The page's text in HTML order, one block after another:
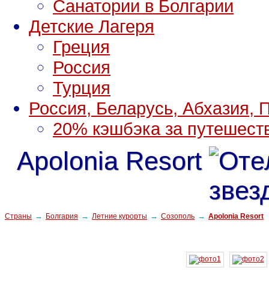
Санатории в Болгарии
Детские Лагеря
Греция
Россия
Турция
Россия, Беларусь, Абхазия,
20% кэшбэка за
Apolonia Resort
Страны → Болгария → Летние курорты → Созополь → Apolonia Resort